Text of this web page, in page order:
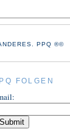
PPQ ®©
FOLGEN